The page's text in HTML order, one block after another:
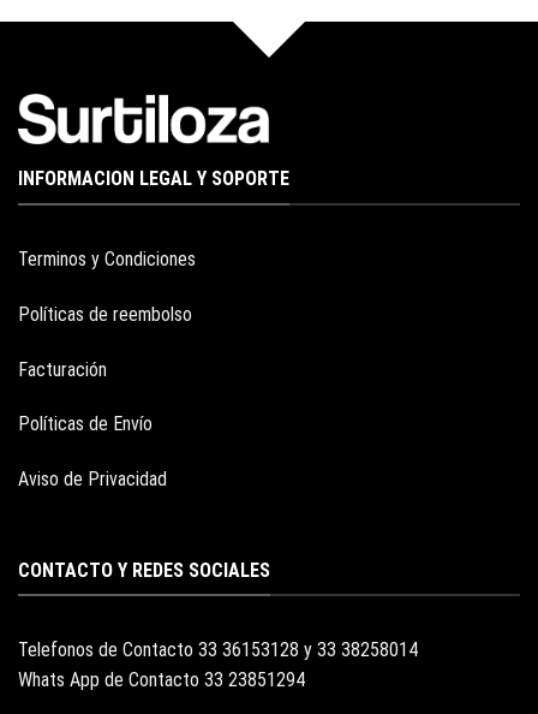
INFORMACION LEGAL Y SOPORTE
Terminos y Condiciones
Políticas de reembolso
Facturación
Políticas de Envío
Aviso de Privacidad
CONTACTO Y REDES SOCIALES
Telefonos de Contacto 33 36153128 y 33 38258014
Whats App de Contacto 33 23851294